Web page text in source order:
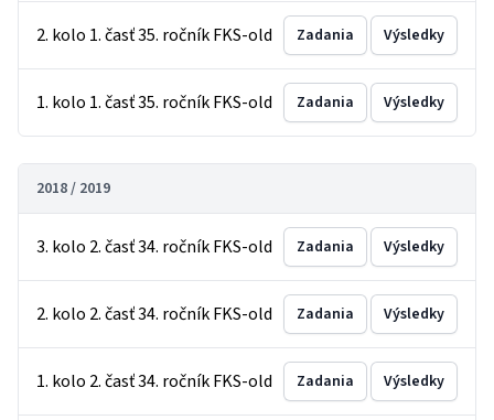
2. kolo 1. časť 35. ročník FKS-old Zadania Výsledky
1. kolo 1. časť 35. ročník FKS-old Zadania Výsledky
2018 / 2019
3. kolo 2. časť 34. ročník FKS-old Zadania Výsledky
2. kolo 2. časť 34. ročník FKS-old Zadania Výsledky
1. kolo 2. časť 34. ročník FKS-old Zadania Výsledky